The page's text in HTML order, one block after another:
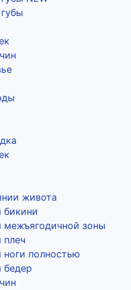
живота
бикини
межъягодичной зоны
плеч
полностью
бедер